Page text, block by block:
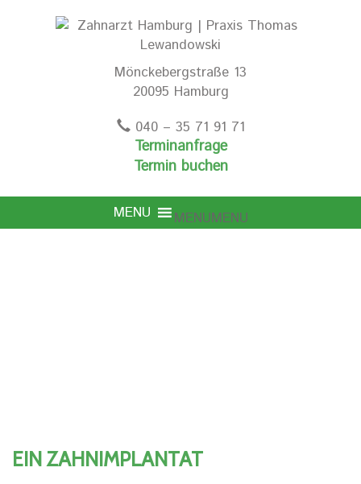
Mönckebergstraße 13
20095 Hamburg
040 – 35 71 91 71
Terminanfrage
Termin buchen
MENUMENU
EIN ZAHNIMPLANTAT